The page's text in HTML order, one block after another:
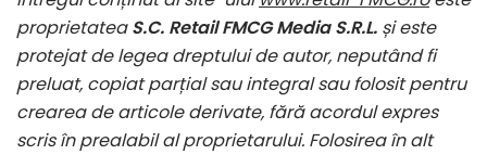
proprietateaS.C. Retail FMCG Media S.R.L. și este
protejat de legea dreptului de autor, neputând fi
preluat, copiat parțial sau integral sau folosit pentru
crearea de articole derivate, fără acordul expres
scris în prealabil al proprietarului. Folosirea în alt